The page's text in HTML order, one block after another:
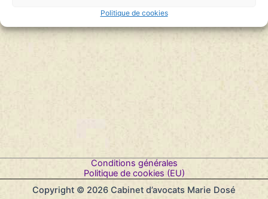
Politique de cookies
Conditions générales
Politique de cookies (EU)
Copyright © 2026 Cabinet d’avocats Marie Dosé